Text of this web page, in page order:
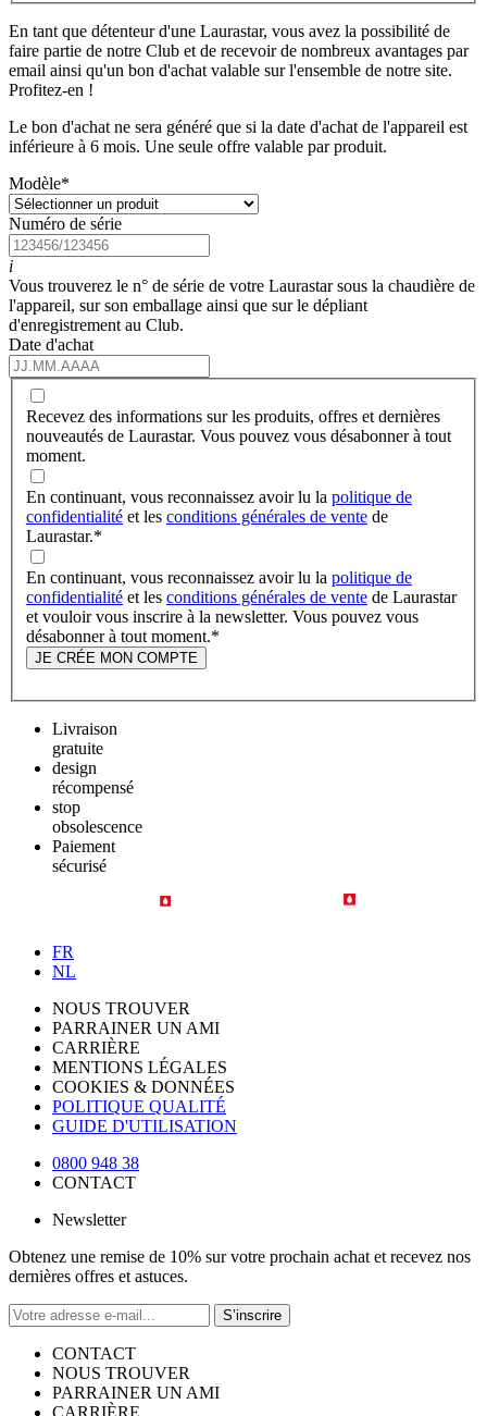
En tant que détenteur d'une Laurastar, vous avez la possibilité de
faire partie de notre Club et de recevoir de nombreux avantages par
email ainsi qu'un bon d'achat valable sur l'ensemble de notre site.
Profitez-en !
Le bon d'achat ne sera généré que si la date d'achat de l'appareil est
inférieure à 6 mois. Une seule offre valable par produit.
Modèle*
Numéro de série
i
Vous trouverez le n° de série de votre Laurastar sous la chaudière de
l'appareil, sur son emballage ainsi que sur le dépliant
d'enregistrement au Club.
Date d'achat
Recevez des informations sur les produits, offres et dernières
nouveautés de Laurastar. Vous pouvez vous désabonner à tout
moment.
En continuant, vous reconnaissez avoir lu la politique de
confidentialité et les conditions générales de vente de
Laurastar.*
En continuant, vous reconnaissez avoir lu la politique de
confidentialité et les conditions générales de vente de Laurastar
et vouloir vous inscrire à la newsletter. Vous pouvez vous
désabonner à tout moment.*
JE CRÉE MON COMPTE
Livraison
gratuite
design
récompensé
stop
obsolescence
Paiement
sécurisé
FR
NL
NOUS TROUVER
PARRAINER UN AMI
CARRIÈRE
MENTIONS LÉGALES
COOKIES & DONNÉES
POLITIQUE QUALITÉ
GUIDE D'UTILISATION
0800 948 38
CONTACT
Newsletter
Obtenez une remise de 10% sur votre prochain achat et recevez nos
dernières offres et astuces.
S’inscrire
CONTACT
NOUS TROUVER
PARRAINER UN AMI